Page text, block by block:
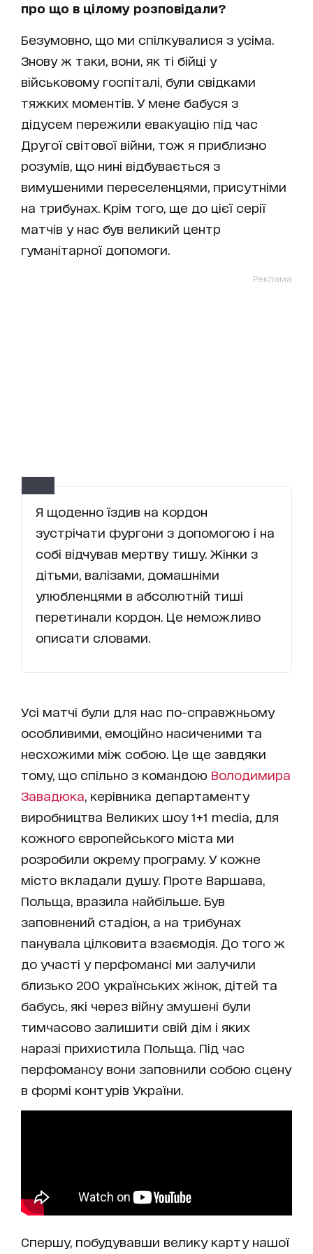
про що в цілому розповідали?
Безумовно, що ми спілкувалися з усіма.
Знову ж таки, вони, як ті бійці у
військовому госпіталі, були свідками
тяжких моментів. У мене бабуся з
дідусем пережили евакуацію під час
Другої світової війни, тож я приблизно
розумів, що нині відбувається з
вимушеними переселенцями, присутніми
на трибунах. Крім того, ще до цієї серії
матчів у нас був великий центр
гуманітарної допомоги.
Реклама
Я щоденно їздив на кордон
зустрічати фургони з допомогою і на
собі відчував мертву тишу. Жінки з
дітьми, валізами, домашніми
улюбленцями в абсолютній тиші
перетинали кордон. Це неможливо
описати словами.
Усі матчі були для нас по-справжньому
особливими, емоційно насиченими та
несхожими між собою. Це ще завдяки
тому, що спільно з командою Володимира
Завадюка , керівника департаменту
виробництва Великих шоу 1+1 media, для
кожного європейського міста ми
розробили окрему програму. У кожне
місто вкладали душу. Проте Варшава,
Польща, вразила найбільше. Був
заповнений стадіон, а на трибунах
панувала цілковита взаємодія. До того ж
до участі у перфомансі ми залучили
близько 200 українських жінок, дітей та
бабусь, які через війну змушені були
тимчасово залишити свій дім і яких
наразі прихистила Польща. Під час
перфомансу вони заповнили собою сцену
в формі контурів України.
Спершу, побудувавши велику карту нашої